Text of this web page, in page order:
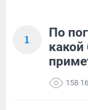
1
По
158